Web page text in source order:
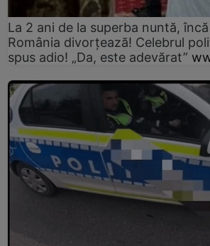
La 2 ani de la superba nuntă,
România divorțează! Celebrul
spus adio! „Da, este adevărat”